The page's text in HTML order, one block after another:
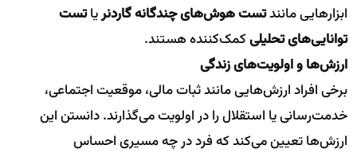
ابزارهایی مانندتست هوش‌های چندگانه گاردنریاتست
توانایی‌های تحلیلیکمک‌کننده هستند.
ارزش‌ها و اولویت‌های زندگی
برخی افراد ارزش‌هایی مانند ثبات مالی، موقعیت اجتماعی،
خدمت‌رسانی یا استقلال را در اولویت می‌گذارند. دانستن این
ارزش‌ها تعیین می‌کند که فرد در چه مسیری احساس